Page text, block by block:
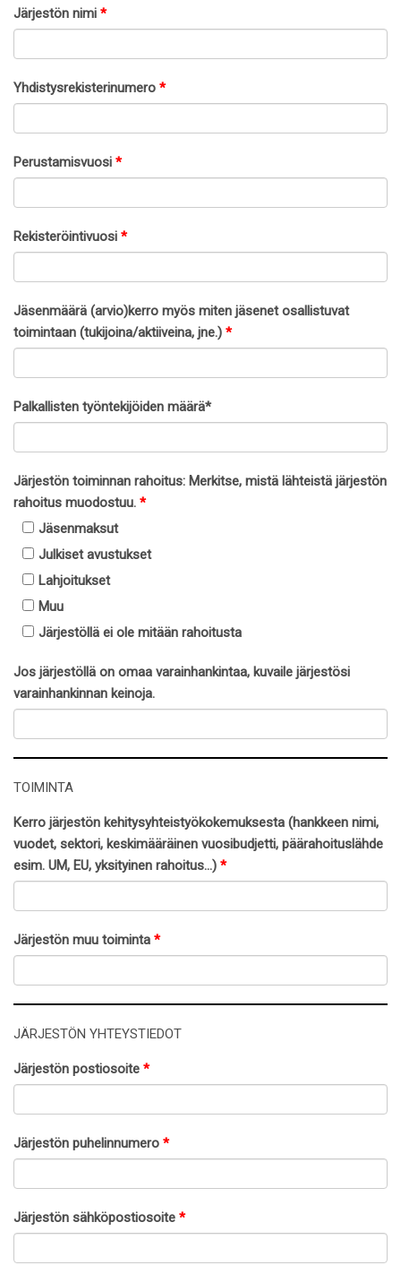
Järjestön nimi *
Yhdistysrekisterinumero *
Perustamisvuosi *
Rekisteröintivuosi *
Jäsenmäärä (arvio)kerro myös miten jäsenet osallistuvat
toimintaan (tukijoina/aktiiveina, jne.) *
Palkallisten työntekijöiden määrä*
Järjestön toiminnan rahoitus: Merkitse, mistä lähteistä järjestön
rahoitus muodostuu. *
Jäsenmaksut
Julkiset avustukset
Lahjoitukset
Muu
Järjestöllä ei ole mitään rahoitusta
Jos järjestöllä on omaa varainhankintaa, kuvaile järjestösi
varainhankinnan keinoja.
TOIMINTA
Kerro järjestön kehitysyhteistyökokemuksesta (hankkeen nimi,
vuodet, sektori, keskimääräinen vuosibudjetti, päärahoituslähde
esim. UM, EU, yksityinen rahoitus...) *
Järjestön muu toiminta *
JÄRJESTÖN YHTEYSTIEDOT
Järjestön postiosoite *
Järjestön puhelinnumero *
Järjestön sähköpostiosoite *